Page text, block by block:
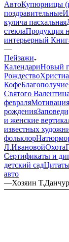
АвтоКупюрницы
поздравительные
кулича пасхальная
стеклаПродукция
интерьерный
—
Пейзажи
КалендариНовый
Рождество
КофеБлагополучие
Святого Валентина
февраляМотивация
рождения
и женские
известных
фольклор
Л.ИвановойОхота
Сертификаты и
детский сад
авто
—Хозяин